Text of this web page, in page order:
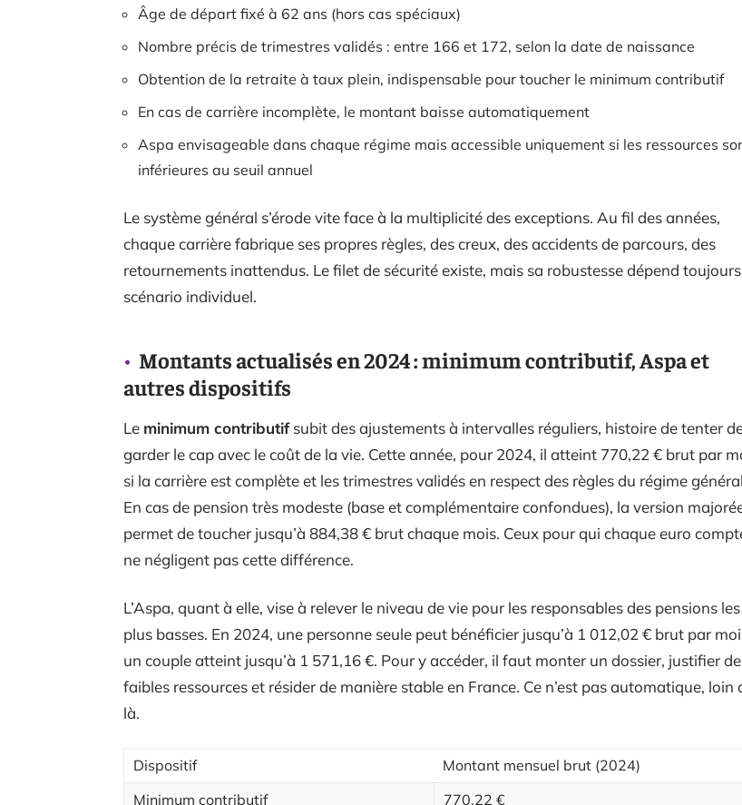
Âge de départ fixé à 62 ans (hors cas spéciaux)
Nombre précis de trimestres validés : entre 166 et 172, selon la date de naissance
Obtention de la retraite à taux plein, indispensable pour toucher le minimum contributif
En cas de carrière incomplète, le montant baisse automatiquement
Aspa envisageable dans chaque régime mais accessible uniquement si les ressources
inférieures au seuil annuel
Le système général s’érode vite face à la multiplicité des exceptions. Au fil des années,
chaque carrière fabrique ses propres règles, des creux, des accidents de parcours, des
retournements inattendus. Le filet de sécurité existe, mais sa robustesse dépend
scénario individuel.
Montants actualisés en 2024 : minimum contributif, Aspa et
autres dispositifs
Le minimum contributifsubit des ajustements à intervalles réguliers, histoire de tenter
garder le cap avec le coût de la vie. Cette année, pour 2024, il atteint 770,22 € brut par
si la carrière est complète et les trimestres validés en respect des règles du régime
En cas de pension très modeste (base et complémentaire confondues), la version
permet de toucher jusqu’à 884,38 € brut chaque mois. Ceux pour qui chaque euro
ne négligent pas cette différence.
L’Aspa, quant à elle, vise à relever le niveau de vie pour les responsables des pensions les
plus basses. En 2024, une personne seule peut bénéficier jusqu’à 1 012,02 € brut par
un couple atteint jusqu’à 1 571,16 €. Pour y accéder, il faut monter un dossier, justifier de
faibles ressources et résider de manière stable en France. Ce n’est pas automatique, loin
là.
Dispositif
Montant mensuel brut (2024)
Minimum contributif
770,22 €